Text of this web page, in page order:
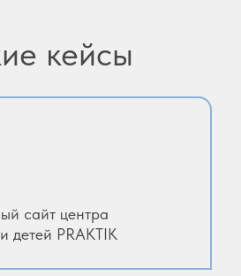
кейсы
сайт центра
детей PRAKTIK